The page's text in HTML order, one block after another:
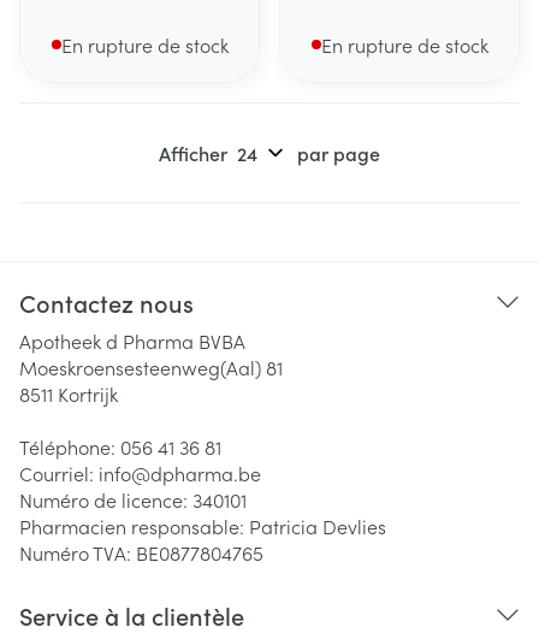
En rupture de stock En rupture de stock
Afficher par page
Contactez nous
Apotheek d Pharma BVBA
Moeskroensesteenweg(Aal) 81
8511 Kortrijk
Téléphone: 056 41 36 81
Courriel: info@dpharma.be
Numéro de licence: 340101
Pharmacien responsable: Patricia Devlies
Numéro TVA: BE0877804765
Service à la clientèle